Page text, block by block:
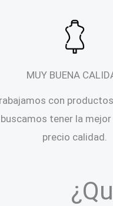
MUY BUENA
con
buscamos tener la
precio calidad.